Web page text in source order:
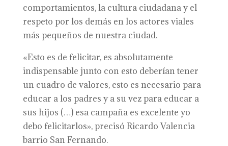
comportamientos, la cultura ciudadana y el
respeto por los demás en los actores viales
más pequeños de nuestra ciudad.
«Esto es de felicitar, es absolutamente
indispensable junto con esto deberían tener
un cuadro de valores, esto es necesario para
educar a los padres y a su vez para educar a
sus hijos (…) esa campaña es excelente yo
debo felicitarlos», precisó Ricardo Valencia
barrio San Fernando.